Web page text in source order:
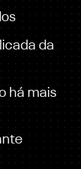
da
há mais